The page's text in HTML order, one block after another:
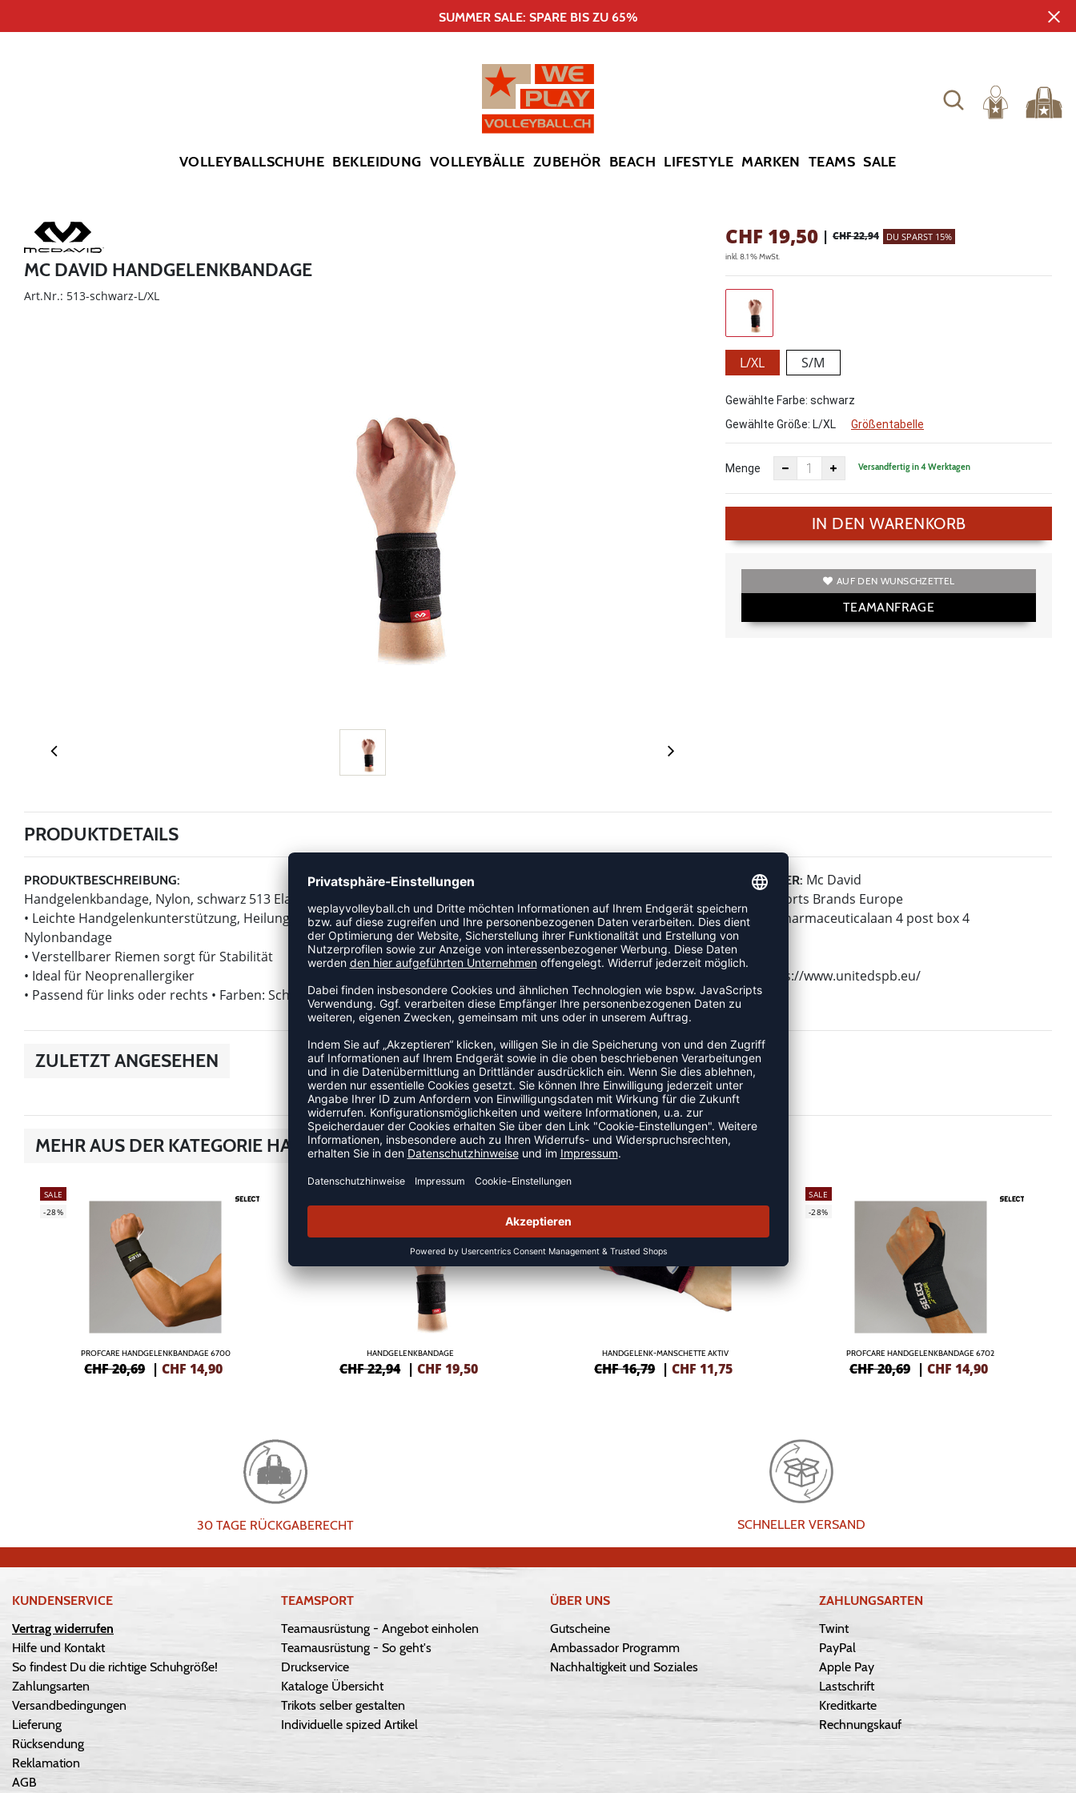
SUMMER SALE: SPARE BIS ZU 65%
VOLLEYBALLSCHUHE BEKLEIDUNG VOLLEYBÄLLE ZUBEHÖR BEACH LIFESTYLE MARKEN TEAMS SALE
MC DAVID HANDGELENKBANDAGE
Art.Nr.: 513-schwarz-L/XL
CHF 19,50 | CHF 22,94 DU SPARST 15%
inkl. 8.1 % MwSt.
L/XL S/M
Gewählte Farbe: schwarz
Gewählte Größe: L/XL Größentabelle
Menge Versandfertig in 4 Werktagen
IN DEN WARENKORB
AUF DEN WUNSCHZETTEL
TEAMANFRAGE
PRODUKTDETAILS
PRODUKTBESCHREIBUNG:
Handgelenkbandage, Nylon, schwarz 513 Elastische Handgelenkbandage
• Leichte Handgelenkunterstützung, Heilung und Linderung von Schmerzen • Atmungsaktive 2-Wege elastische
Nylonbandage
• Verstellbarer Riemen sorgt für Stabilität
• Ideal für Neoprenallergiker
• Passend für links oder rechts • Farben: Schwarz • Material: 65% Polyester / 25% Gummi 10% Nylon
HERSTELLER: Mc David
United Sports Brands Europe
Janssen-Pharmaceuticalaan 4 post box 4
2440 Geel
Belgium
Web: https://www.unitedspb.eu/
ZULETZT ANGESEHEN
MEHR AUS DER KATEGORIE HANDBANDAGEN
SALE
-28%
PROFCARE HANDGELENKBANDAGE 6700
CHF 20,69 |CHF 14,90
-15%
HANDGELENKBANDAGE
CHF 22,94 | CHF 19,50
HANDGELENK-MANSCHETTE AKTIV
CHF 16,79 |CHF 11,75
SALE
-28%
PROFCARE HANDGELENKBANDAGE 6702
CHF 20,69 | CHF 14,90
30 TAGE RÜCKGABERECHT SCHNELLER VERSAND
KUNDENSERVICE
Vertrag widerrufen
Hilfe und Kontakt
So findest Du die richtige Schuhgröße!
Zahlungsarten
Versandbedingungen
Lieferung
Rücksendung
Reklamation
AGB
TEAMSPORT
Teamausrüstung - Angebot einholen
Teamausrüstung - So geht's
Druckservice
Kataloge Übersicht
Trikots selber gestalten
Individuelle spized Artikel
ÜBER UNS
Gutscheine
Ambassador Programm
Nachhaltigkeit und Soziales
ZAHLUNGSARTEN
Twint
PayPal
Apple Pay
Lastschrift
Kreditkarte
Rechnungskauf